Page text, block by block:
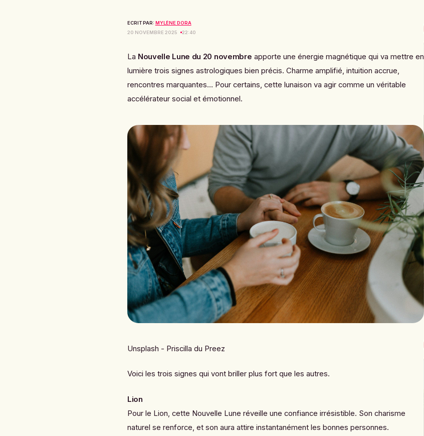
ECRIT PAR: MYLÈNE DORA
20 NOVEMBRE 2025
22:40
La Nouvelle Lune du 20 novembre apporte une énergie magnétique qui va mettre en
lumière trois signes astrologiques bien précis. Charme amplifié, intuition accrue,
rencontres marquantes… Pour certains, cette lunaison va agir comme un véritable
accélérateur social et émotionnel.
Unsplash - Priscilla du Preez
Voici les trois signes qui vont briller plus fort que les autres.
Lion
Pour le Lion, cette Nouvelle Lune réveille une confiance irrésistible. Son charisme
naturel se renforce, et son aura attire instantanément les bonnes personnes.